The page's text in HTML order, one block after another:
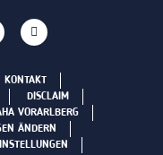
KONTAKT
DISCLAIM
VORARLBERG
ÄNDERN